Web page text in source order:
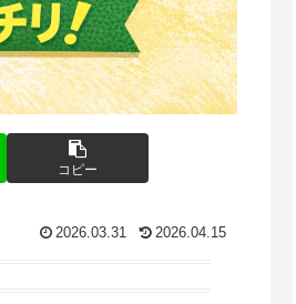
コピー
2026.03.31 2026.04.15